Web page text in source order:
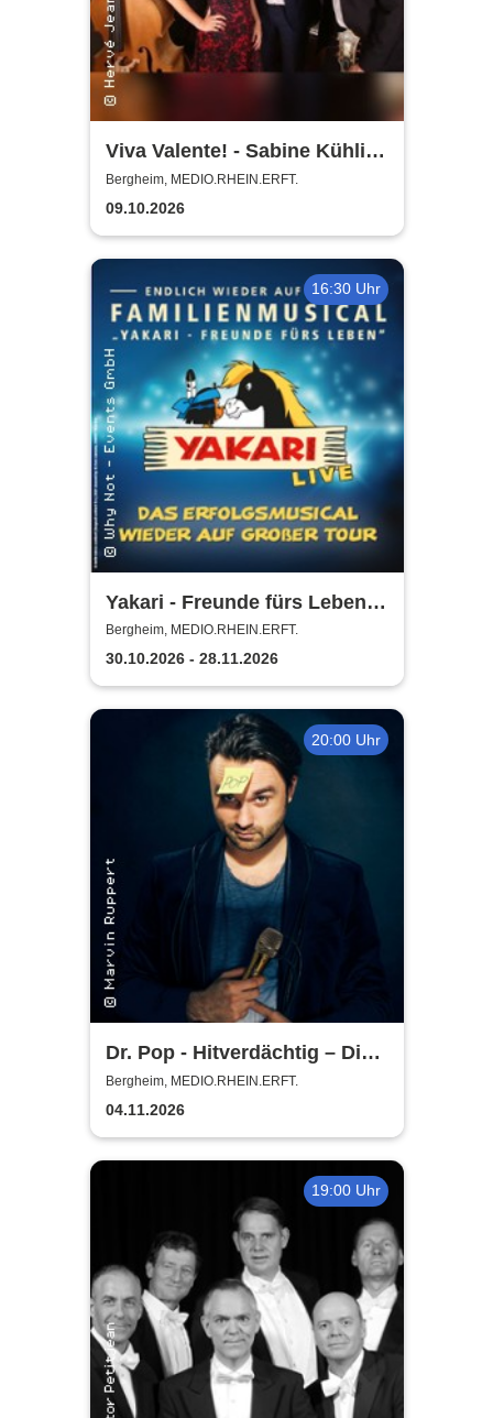
Viva Valente! - Sabine Kühlich
& Jörg Seidel Trio - Tribute to
Catarina Vatente
Bergheim, MEDIO.RHEIN.ERFT.
09.10.2026
16:30 Uhr
Yakari - Freunde fürs Leben -
Das Musical für die ganze
Familie
Bergheim, MEDIO.RHEIN.ERFT.
30.10.2026 - 28.11.2026
20:00 Uhr
Dr. Pop - Hitverdächtig – Die
Musik-Comedy-Stand-up-
Show! - (ständig aktualisiert)
Bergheim, MEDIO.RHEIN.ERFT.
04.11.2026
19:00 Uhr